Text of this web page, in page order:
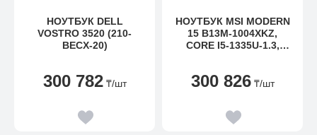
НОУТБУК DELL
VOSTRO 3520 (210-
BECX-20)
300 782 ₸/шт
НОУТБУК MSI MODERN
15 B13M-1004XKZ,
CORE I5-1335U-1.3,
300 826 ₸/шт